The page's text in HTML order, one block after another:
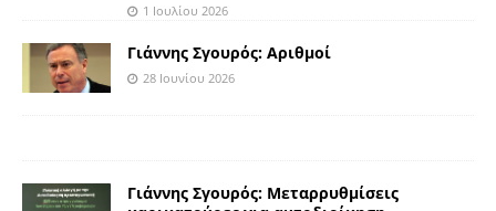
1 Ιουλίου 2026
Γιάννης Σγουρός: Αριθμοί
28 Ιουνίου 2026
Γιάννης Σγουρός: Μεταρρυθμίσεις